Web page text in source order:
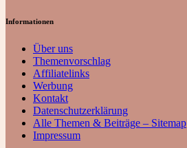
Informationen
Über uns
Themenvorschlag
Affiliatelinks
Werbung
Kontakt
Datenschutzerklärung
Alle Themen & Beiträge – Sitemap
Impressum